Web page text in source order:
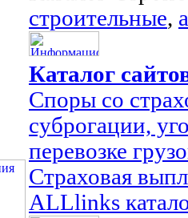
строительные,
Каталог
Споры со
суброгации,
перевозке
Страховая
ALLlinks